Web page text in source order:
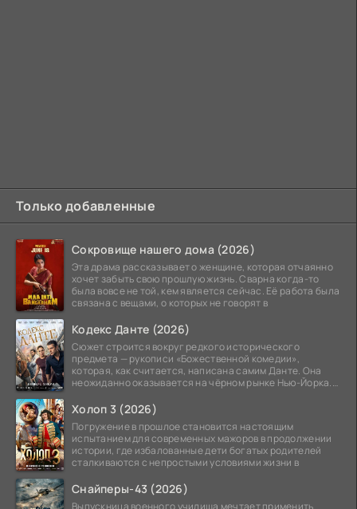
Только добавленные
Сокровище нашего дома (2026)
Эта драма рассказывает о женщине, которая отчаянно
хочет забыть свою прошлую жизнь. Сварна когда-то
была вовсе не той, кем является сейчас. Её работа была
связана с вещами, о которых не говорят в
Кодекс Данте (2026)
Сюжет строится вокруг редкого исторического
предмета — рукописи «Божественной комедии»,
которая, как считается, написана самим Данте. Она
неожиданно оказывается на чёрном рынке Нью-Йорка.
Холоп 3 (2026)
Погружение в прошлое становится настоящим
испытанием для современных мажоров в продолжении
истории, где избалованные дети богатых родителей
сталкиваются с непростыми условиями жизни в
Снайперы-43 (2026)
Выпускница военного училища мечтает применить